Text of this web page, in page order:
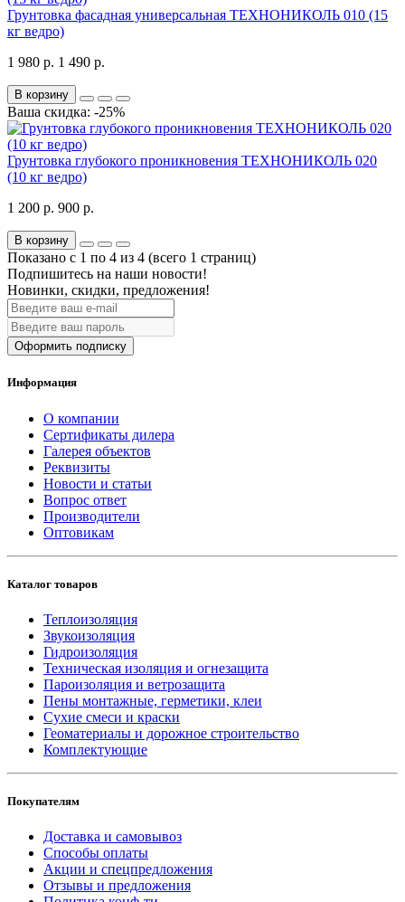
Грунтовка фасадная универсальная ТЕХНОНИКОЛЬ 010 (15
кг ведро)
1 980 р. 1 490 р.
В корзину
Ваша скидка: -25%
Грунтовка глубокого проникновения ТЕХНОНИКОЛЬ 020
(10 кг ведро)
1 200 р. 900 р.
В корзину
Показано с 1 по 4 из 4 (всего 1 страниц)
Подпишитесь на наши новости!
Новинки, скидки, предложения!
Оформить подписку
Информация
О компании
Сертификаты дилера
Галерея объектов
Реквизиты
Новости и статьи
Вопрос ответ
Производители
Оптовикам
Каталог товаров
Теплоизоляция
Звукоизоляция
Гидроизоляция
Техническая изоляция и огнезащита
Пароизоляция и ветрозащита
Пены монтажные, герметики, клеи
Сухие смеси и краски
Геоматериалы и дорожное строительство
Комплектующие
Покупателям
Доставка и самовывоз
Способы оплаты
Акции и спецпредложения
Отзывы и предложения